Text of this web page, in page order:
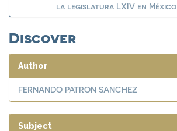
la legislatura LXIV en México
Discover
Author
FERNANDO PATRON SANCHEZ
Subject